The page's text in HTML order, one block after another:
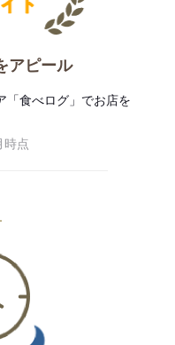
アピール
「食べログ」でお店を
点